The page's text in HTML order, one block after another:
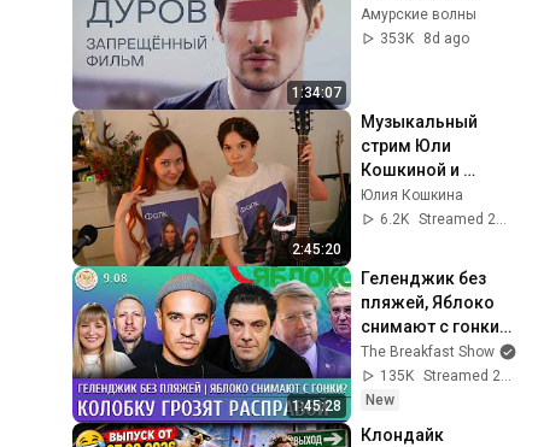
1:34:07
Амурские волны
353K
8d ago
2:45:20
Музыкальный
стрим Юли
Кошкиной и
Ксюши Зануды
22.05.26
Юлия Кошкина
6.2K
Streamed 2mo ago
1:45:28
Геленджик без
пляжей, Яблоко
снимают с гонки?
Колобку грозят
расправой.
Давлетгильдеев,
The Breakfast Show
135K
Streamed 2h ago
New
Клондайк